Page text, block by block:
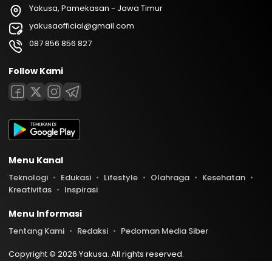
Yakusa, Pamekasan - Jawa Timur
yakusaofficial@gmail.com
087 856 856 827
Follow Kami
Menu Kanal
Teknologi Edukasi Lifestyle Olahraga
Kesehatan
Kreativitas
Inspirasi
Menu Informasi
Tentang Kami Redaksi
Pedoman Media Siber
Copyright © 2026 Yakusa. All rights reserved.